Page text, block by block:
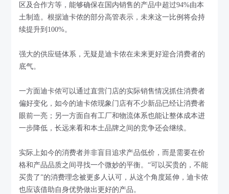
区及合作方等，能够确保在国内销售的产品中超过94%由本
土制造。根据迪卡侬的部分高管表示，未来这一比例将会持
续提升到100%。
强大的供应链体系，无疑是迪卡侬在未来更好迎合消费者的
底气。
一方面迪卡侬可以通过直营门店的实际销售情况抓住消费者
偏好变化，如今的迪卡侬现象门店有不少新品已经让消费者
眼前一亮；另一方面自有工厂和物流体系也能让整体成本进
一步降低，长远来看和本土品牌之间的竞争还会继续。
实际上如今的消费者并非盲目追求产品低价，而是需要在价
格和产品品质之间寻找一个微妙的平衡。“可以买贵的，不能
买贵了”的消费理念被更多人认可，从这个角度延伸，迪卡侬
也应该借助自身优势做出更好的产品。